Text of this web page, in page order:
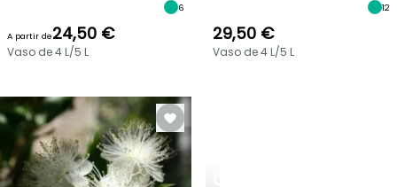
6
A partir de24,50 €
Vaso de 4 L/5 L
12
29,50 €
Vaso de 4 L/5 L